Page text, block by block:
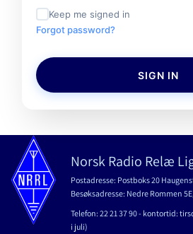
Keep me signed in
Forgot password?
SIGN IN
Norsk Radio Relæ
Postadresse: Postboks 20
Besøksadresse: Nedre Rommen
Telefon: 22 21 37 90 - kontortid:
i juli)